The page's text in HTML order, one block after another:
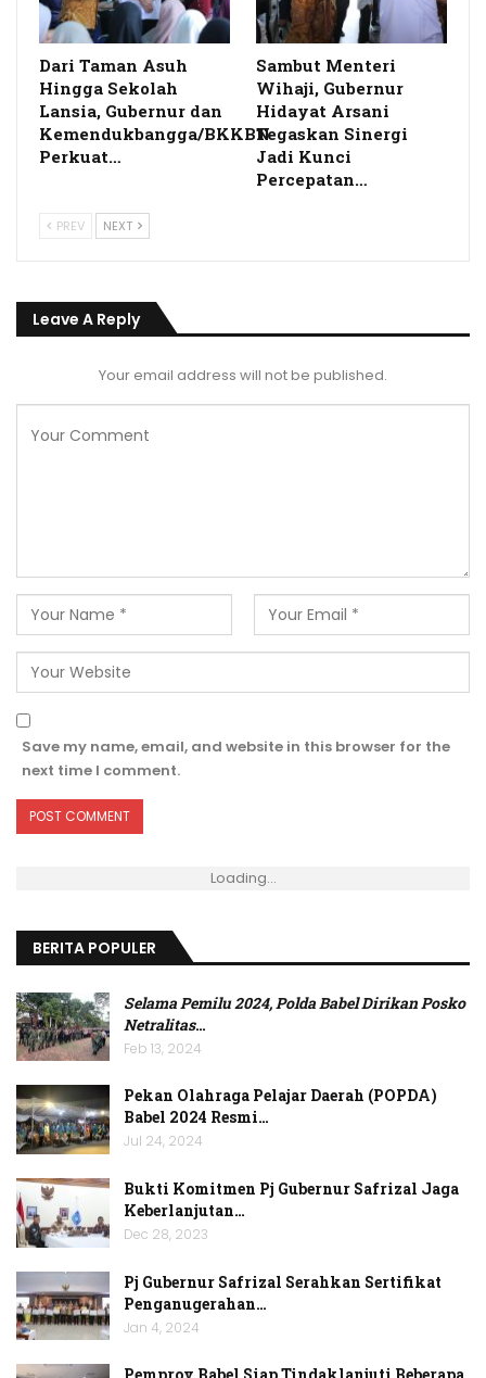
Dari Taman Asuh
Hingga Sekolah
Lansia, Gubernur dan
Kemendukbangga/BKKBN
Perkuat…
Sambut Menteri
Wihaji, Gubernur
Hidayat Arsani
Tegaskan Sinergi
Jadi Kunci
Percepatan…
PREV NEXT
Leave A Reply
Your email address will not be published.
Save my name, email, and website in this browser for the
next time I comment.
Loading...
BERITA POPULER
Selama Pemilu 2024, Polda Babel Dirikan Posko
Netralitas…
Feb 13, 2024
Pekan Olahraga Pelajar Daerah (POPDA)
Babel 2024 Resmi…
Jul 24, 2024
Bukti Komitmen Pj Gubernur Safrizal Jaga
Keberlanjutan…
Dec 28, 2023
Pj Gubernur Safrizal Serahkan Sertifikat
Penganugerahan…
Jan 4, 2024